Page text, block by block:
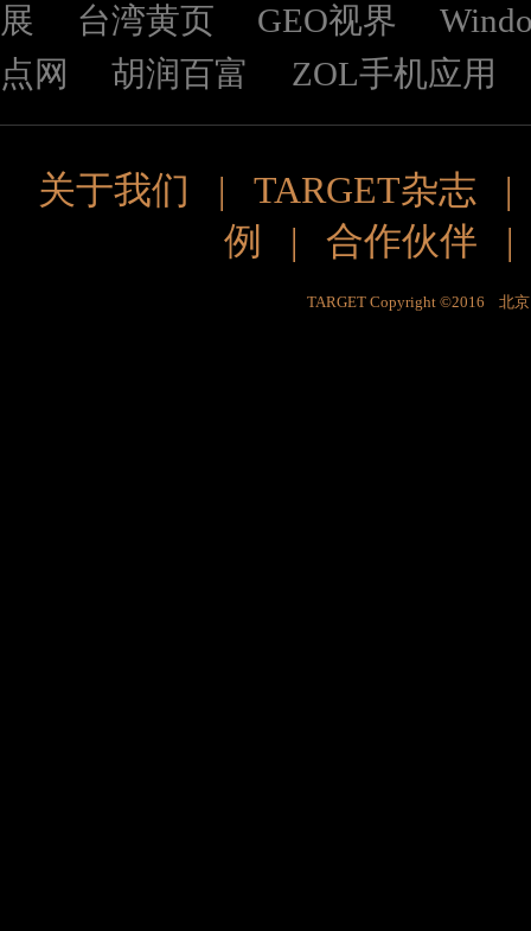
展
台湾黄页 GEO视界
点网
胡润百富 ZOL手机应用
关于我们 | TARGET杂志
例
| 合作伙伴
TARGET Copyright ©2016 北